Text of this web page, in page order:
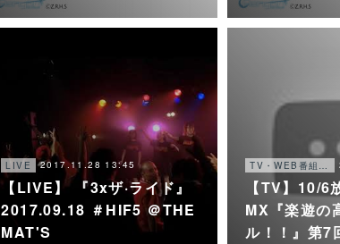
LIVE 2017.11.28 13:45
【LIVE】 『3xザ·ライド』
2017.09.18 ＃HIF5 ＠THE
MAT'S
【TV】10/6
MX『楽遊の
ル！！』第